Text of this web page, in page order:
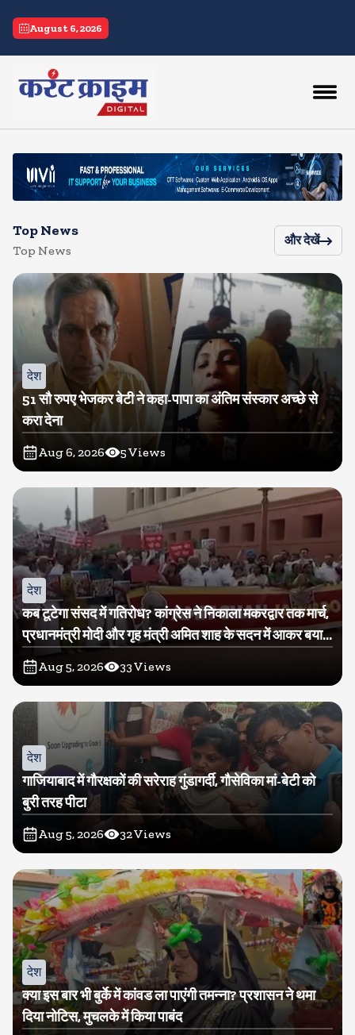
August 6, 2026
Top News
Top News
और देखें
देश
51 सौ रुपए भेजकर बेटी ने कहा-पापा का अंतिम संस्कार अच्छे से
करा देना
Aug 6, 2026 5Views
देश
कब टूटेगा संसद में गतिरोध? कांग्रेस ने निकाला मकरद्वार तक मार्च,
प्रधानमंत्री मोदी और गृह मंत्री अमित शाह के सदन में आकर बयान
देने की मांग
Aug 5, 2026 33Views
देश
गाजियाबाद में गौरक्षकों की सरेराह गुंडागर्दी, गौसेविका मां-बेटी को
बुरी तरह पीटा
Aug 5, 2026 32Views
देश
क्या इस बार भी बुर्के में कांवड ला पाएंगी तमन्ना? प्रशासन ने थमा
दिया नोटिस, मुचलके में किया पाबंद